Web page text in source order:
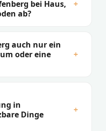
bei Haus,
ab?
+
auch nur ein
oder eine
+
in
Dinge
+